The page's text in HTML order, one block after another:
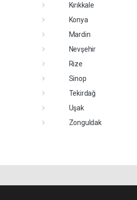
Kırıkkale
Konya
Mardin
Nevşehir
Rize
Sinop
Tekirdağ
Uşak
Zonguldak